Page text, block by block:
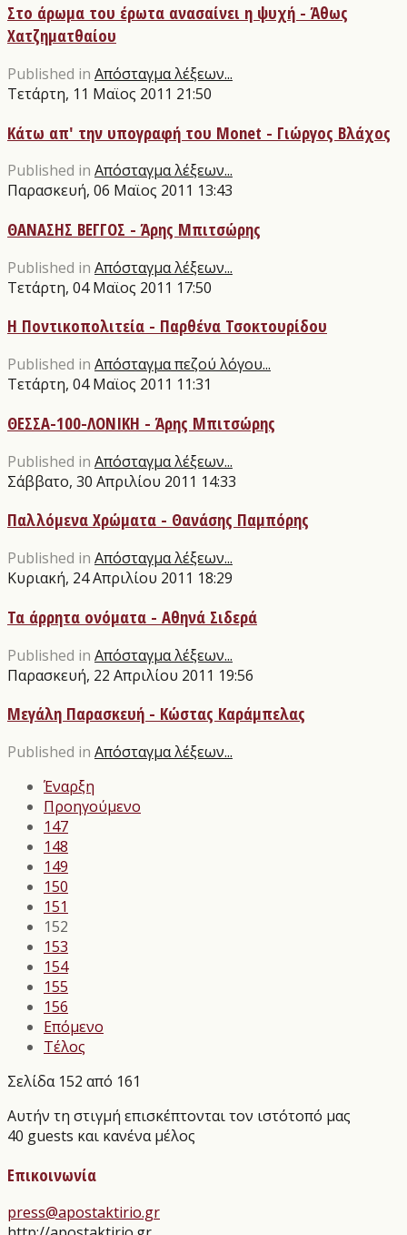
Στο άρωμα του έρωτα ανασαίνει η ψυχή - Άθως
Χατζηματθαίου
Published in Απόσταγμα λέξεων...
Τετάρτη, 11 Μαϊος 2011 21:50
Κάτω απ' την υπογραφή του Monet - Γιώργος Βλάχος
Published in Απόσταγμα λέξεων...
Παρασκευή, 06 Μαϊος 2011 13:43
ΘΑΝΑΣΗΣ ΒΕΓΓΟΣ - Άρης Μπιτσώρης
Published in Απόσταγμα λέξεων...
Τετάρτη, 04 Μαϊος 2011 17:50
Η Ποντικοπολιτεία - Παρθένα Τσοκτουρίδου
Published in Απόσταγμα πεζού λόγου...
Τετάρτη, 04 Μαϊος 2011 11:31
ΘΕΣΣΑ-100-ΛΟΝΙΚΗ - Άρης Μπιτσώρης
Published in Απόσταγμα λέξεων...
Σάββατο, 30 Απριλίου 2011 14:33
Παλλόμενα Χρώματα - Θανάσης Παμπόρης
Published in Απόσταγμα λέξεων...
Κυριακή, 24 Απριλίου 2011 18:29
Τα άρρητα ονόματα - Αθηνά Σιδερά
Published in Απόσταγμα λέξεων...
Παρασκευή, 22 Απριλίου 2011 19:56
Μεγάλη Παρασκευή - Κώστας Καράμπελας
Published in Απόσταγμα λέξεων...
Έναρξη
Προηγούμενο
147
148
149
150
151
152
153
154
155
156
Επόμενο
Τέλος
Σελίδα 152 από 161
Αυτήν τη στιγμή επισκέπτονται τον ιστότοπό μας
40 guests και κανένα μέλος
Επικοινωνία
press@apostaktirio.gr